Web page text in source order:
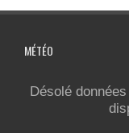
MÉTÉO
Désolé